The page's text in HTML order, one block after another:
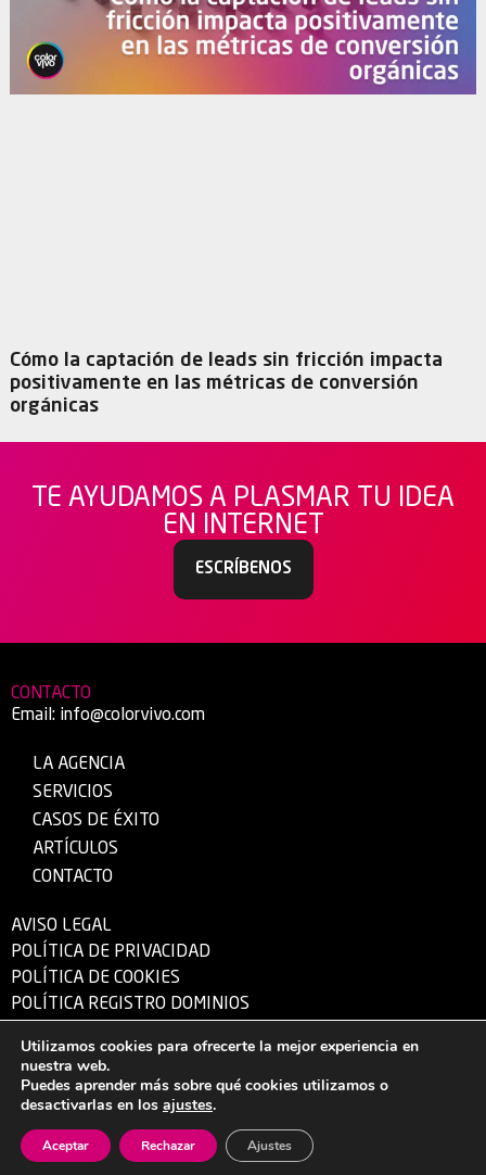
Cómo la captación de leads sin fricción impacta
positivamente en las métricas de conversión
orgánicas
TE AYUDAMOS A PLASMAR TU IDEA
EN INTERNET
ESCRÍBENOS
CONTACTO
Email: info@colorvivo.com
LA AGENCIA
SERVICIOS
CASOS DE ÉXITO
ARTÍCULOS
CONTACTO
AVISO LEGAL
POLÍTICA DE PRIVACIDAD
POLÍTICA DE COOKIES
POLÍTICA REGISTRO DOMINIOS
© 1995 – 2026 Color Vivo Internet S.L.U. – CIF: B-13340724 – Hecho con ❤
desde Herencia (Ciudad Real).
Utilizamos cookies para ofrecerte la mejor experiencia en
nuestra web.
Puedes aprender más sobre qué cookies utilizamos o
desactivarlas en los ajustes.
Aceptar Rechazar Ajustes